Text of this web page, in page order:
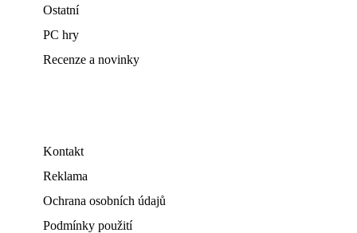
Ostatní
PC hry
Recenze a novinky
Kontakt
Reklama
Ochrana osobních údajů
Podmínky použití